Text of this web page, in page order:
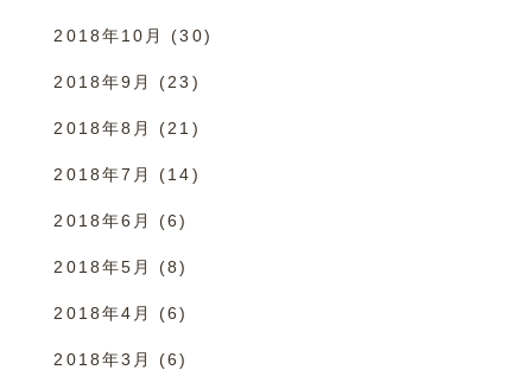
2018年10月 (30)
2018年9月 (23)
2018年8月 (21)
2018年7月 (14)
2018年6月 (6)
2018年5月 (8)
2018年4月 (6)
2018年3月 (6)